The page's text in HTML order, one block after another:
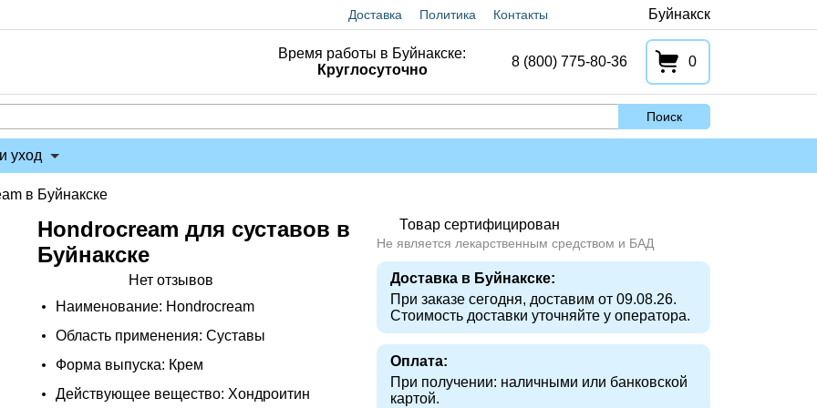
Доставка Политика Контакты Буйнакск
Время работы в Буйнакске:
Круглосуточно
8 (800) 775-80-36 0
Поиск
уход
в Буйнакске
Hondrocream для суставов в
Буйнакске
Нет отзывов
Наименование: Hondrocream
Область применения: Суставы
Форма выпуска: Крем
Действующее вещество: Хондроитин
Товар сертифицирован
Не является лекарственным средством и БАД
Доставка в Буйнакске:
При заказе сегодня, доставим от 09.08.26.
Стоимость доставки уточняйте у оператора.
Оплата:
При получении: наличными или банковской
картой.